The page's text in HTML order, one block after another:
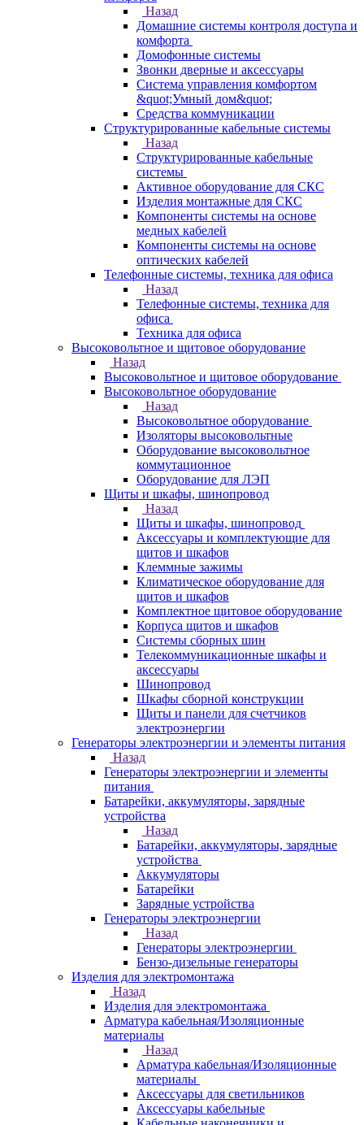
Назад
Домашние системы контроля доступа и
комфорта
Домофонные системы
Звонки дверные и аксессуары
Система управления комфортом
&quot;Умный дом&quot;
Средства коммуникации
Структурированные кабельные системы
Назад
Структурированные кабельные
системы
Активное оборудование для СКС
Изделия монтажные для СКС
Компоненты системы на основе
медных кабелей
Компоненты системы на основе
оптических кабелей
Телефонные системы, техника для офиса
Назад
Телефонные системы, техника для
офиса
Техника для офиса
Высоковольтное и щитовое оборудование
Назад
Высоковольтное и щитовое оборудование
Высоковольтное оборудование
Назад
Высоковольтное оборудование
Изоляторы высоковольтные
Оборудование высоковольтное
коммутационное
Оборудование для ЛЭП
Щиты и шкафы, шинопровод
Назад
Щиты и шкафы, шинопровод
Аксессуары и комплектующие для
щитов и шкафов
Клеммные зажимы
Климатическое оборудование для
щитов и шкафов
Комплектное щитовое оборудование
Корпуса щитов и шкафов
Системы сборных шин
Телекоммуникационные шкафы и
аксессуары
Шинопровод
Шкафы сборной конструкции
Щиты и панели для счетчиков
электроэнергии
Генераторы электроэнергии и элементы питания
Назад
Генераторы электроэнергии и элементы
питания
Батарейки, аккумуляторы, зарядные
устройства
Назад
Батарейки, аккумуляторы, зарядные
устройства
Аккумуляторы
Батарейки
Зарядные устройства
Генераторы электроэнергии
Назад
Генераторы электроэнергии
Бензо-дизельные генераторы
Изделия для электромонтажа
Назад
Изделия для электромонтажа
Арматура кабельная/Изоляционные
материалы
Назад
Арматура кабельная/Изоляционные
материалы
Аксессуары для светильников
Аксессуары кабельные